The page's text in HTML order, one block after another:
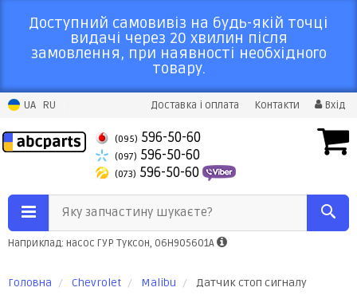
Доступний самовивіз на будь-якій точці
видачі через 20 хвилин після
замовлення, при наявності необхідного
товару.
UA RU Доставка і оплата Контакти Вхід
(095) 596-50-60
(097) 596-50-60
(073) 596-50-60
Яку запчастину шукаєте?
Наприклад: насос ГУР Туксон, 06H905601A
Головна Chevrolet Malibu Датчик стоп сигналу